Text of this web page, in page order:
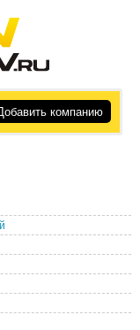
компанию